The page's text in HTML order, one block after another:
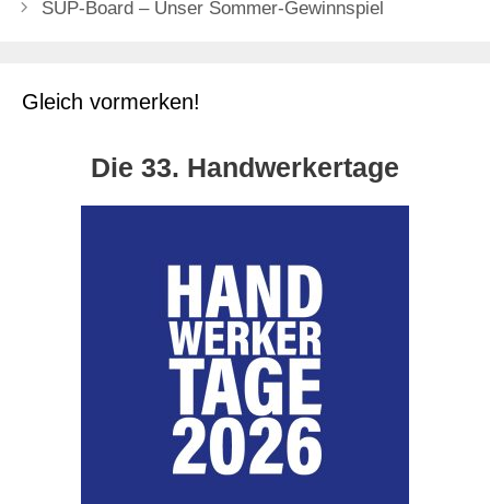
SUP-Board – Unser Sommer-Gewinnspiel
Gleich vormerken!
Die 33. Handwerkertage